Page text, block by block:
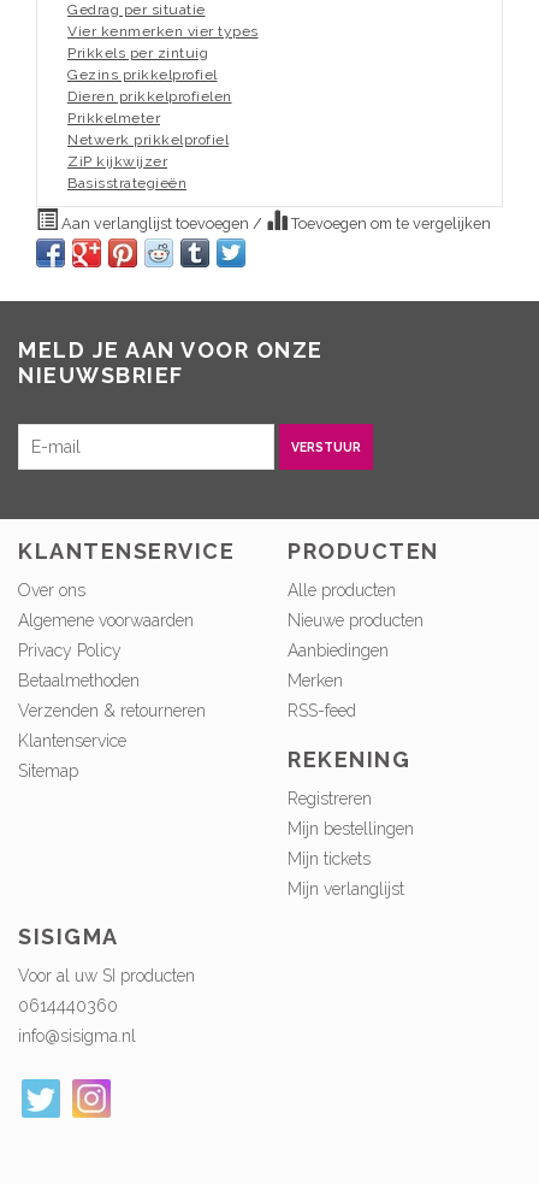
Gedrag per situatie
Vier kenmerken vier types
Prikkels per zintuig
Gezins prikkelprofiel
Dieren prikkelprofielen
Prikkelmeter
Netwerk prikkelprofiel
ZiP kijkwijzer
Basisstrategieën
Aan verlanglijst toevoegen / Toevoegen om te vergelijken
MELD JE AAN VOOR ONZE
NIEUWSBRIEF
VERSTUUR
KLANTENSERVICE
Over ons
Algemene voorwaarden
Privacy Policy
Betaalmethoden
Verzenden & retourneren
Klantenservice
Sitemap
PRODUCTEN
Alle producten
Nieuwe producten
Aanbiedingen
Merken
RSS-feed
REKENING
Registreren
Mijn bestellingen
Mijn tickets
Mijn verlanglijst
SISIGMA
Voor al uw SI producten
0614440360
info@sisigma.nl